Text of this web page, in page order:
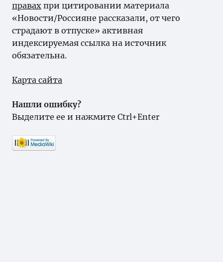
правах при цитировании материала
«Новости/Россияне рассказали, от чего
страдают в отпуске» активная
индексируемая ссылка на источник
обязательна.
Карта сайта
Нашли ошибку?
Выделите ее и нажмите Ctrl+Enter